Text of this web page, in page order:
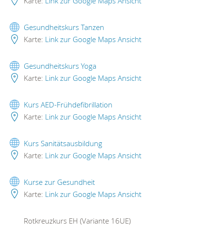
Gesundheitskurs Tanzen
Karte: Link zur Google Maps Ansicht
Gesundheitskurs Yoga
Karte: Link zur Google Maps Ansicht
Kurs AED-Frühdefibrillation
Karte: Link zur Google Maps Ansicht
Kurs Sanitätsausbildung
Karte: Link zur Google Maps Ansicht
Kurse zur Gesundheit
Karte: Link zur Google Maps Ansicht
Rotkreuzkurs EH (Variante 16UE)